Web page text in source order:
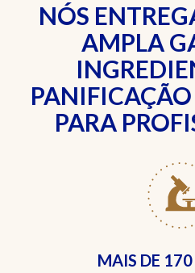
NÓS
AMPLA
PANIFICAÇÃO
PARA
MAIS DE 170